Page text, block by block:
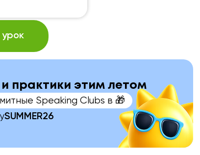
практики этим летом
Speaking Clubs в 🎁
SUMMER26